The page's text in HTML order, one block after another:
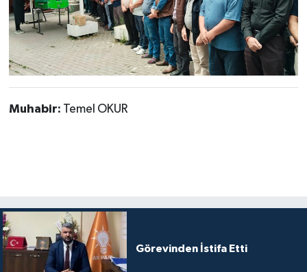
Muhabir: Temel OKUR
Görevinden İstifa Etti